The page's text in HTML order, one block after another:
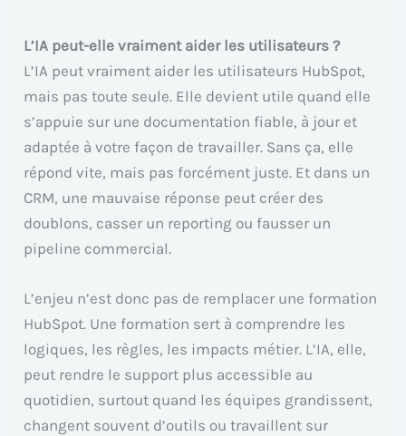
L’IA peut-elle vraiment aider les utilisateurs ?
L’IA peut vraiment aider les utilisateurs HubSpot,
mais pas toute seule. Elle devient utile quand elle
s’appuie sur une documentation fiable, à jour et
adaptée à votre façon de travailler. Sans ça, elle
répond vite, mais pas forcément juste. Et dans un
CRM, une mauvaise réponse peut créer des
doublons, casser un reporting ou fausser un
pipeline commercial.
L’enjeu n’est donc pas de remplacer une formation
HubSpot. Une formation sert à comprendre les
logiques, les règles, les impacts métier. L’IA, elle,
peut rendre le support plus accessible au
quotidien, surtout quand les équipes grandissent,
changent souvent d’outils ou travaillent sur